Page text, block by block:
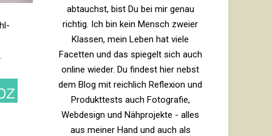
abtauchst, bist Du bei mir genau
richtig. Ich bin kein Mensch zweier
Klassen, mein Leben hat viele
Facetten und das spiegelt sich auch
online wieder. Du findest hier nebst
dem Blog mit reichlich Reflexion und
Produkttests auch Fotografie,
Webdesign und Nähprojekte - alles
aus meiner Hand und auch als